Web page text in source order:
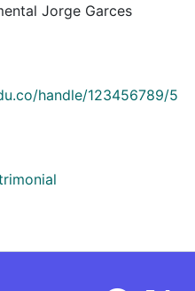
Jorge Garces
handle/123456789/5